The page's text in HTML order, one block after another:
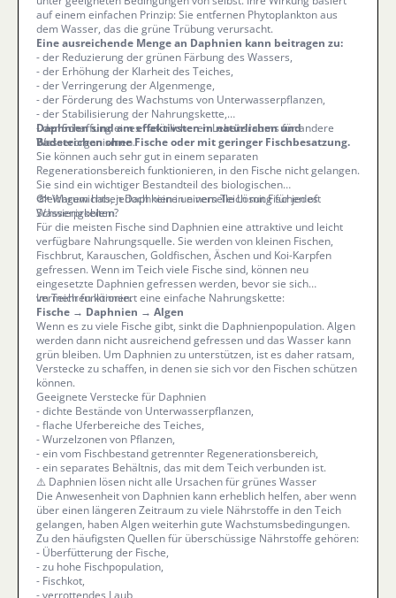
auf einem einfachen Prinzip: Sie entfernen Phytoplankton aus
dem Wasser, das die grüne Trübung verursacht.
Eine ausreichende Menge an Daphnien kann beitragen zu:
- der Reduzierung der grünen Färbung des Wassers,
- der Erhöhung der Klarheit des Teiches,
- der Verringerung der Algenmenge,
- der Förderung des Wachstums von Unterwasserpflanzen,
- der Stabilisierung der Nahrungskette,
- der Schaffung eines natürlicheren Lebensraums für andere
Wasserorganismen.
Daphnien sind am effektivsten in natürlichen und
Badeteichen ohne Fische oder mit geringer Fischbesatzung.
Sie können auch sehr gut in einem separaten
Regenerationsbereich funktionieren, in den Fische nicht gelangen.
Sie sind ein wichtiger Bestandteil des biologischen
Gleichgewichts, jedoch keine universelle Lösung für jedes
Wasserproblem.
🐟 Warum haben Daphnien in einem Teich mit Fischen oft
Schwierigkeiten?
Für die meisten Fische sind Daphnien eine attraktive und leicht
verfügbare Nahrungsquelle. Sie werden von kleinen Fischen,
Fischbrut, Karauschen, Goldfischen, Äschen und Koi-Karpfen
gefressen. Wenn im Teich viele Fische sind, können neu
eingesetzte Daphnien gefressen werden, bevor sie sich
vermehren können.
Im Teich funktioniert eine einfache Nahrungskette:
Fische → Daphnien → Algen
Wenn es zu viele Fische gibt, sinkt die Daphnienpopulation. Algen
werden dann nicht ausreichend gefressen und das Wasser kann
grün bleiben. Um Daphnien zu unterstützen, ist es daher ratsam,
Verstecke zu schaffen, in denen sie sich vor den Fischen schützen
können.
Geeignete Verstecke für Daphnien
- dichte Bestände von Unterwasserpflanzen,
- flache Uferbereiche des Teiches,
- Wurzelzonen von Pflanzen,
- ein vom Fischbestand getrennter Regenerationsbereich,
- ein separates Behältnis, das mit dem Teich verbunden ist.
⚠️ Daphnien lösen nicht alle Ursachen für grünes Wasser
Die Anwesenheit von Daphnien kann erheblich helfen, aber wenn
über einen längeren Zeitraum zu viele Nährstoffe in den Teich
gelangen, haben Algen weiterhin gute Wachstumsbedingungen.
Zu den häufigsten Quellen für überschüssige Nährstoffe gehören:
- Überfütterung der Fische,
- zu hohe Fischpopulation,
- Fischkot,
- verrottendes Laub,